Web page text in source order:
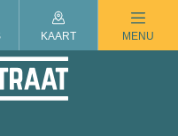
KAART MENU